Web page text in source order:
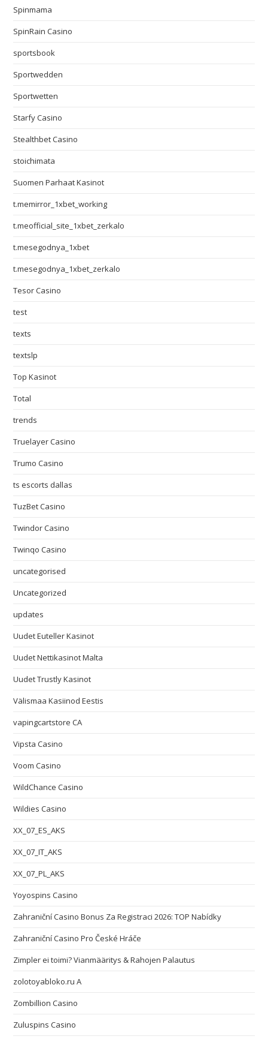
Spinmama
SpinRain Casino
sportsbook
Sportwedden
Sportwetten
Starfy Casino
Stealthbet Casino
stoichimata
Suomen Parhaat Kasinot
t.memirror_1xbet_working
t.meofficial_site_1xbet_zerkalo
t.mesegodnya_1xbet
t.mesegodnya_1xbet_zerkalo
Tesor Casino
test
texts
textslp
Top Kasinot
Total
trends
Truelayer Casino
Trumo Casino
ts escorts dallas
TuzBet Casino
Twindor Casino
Twinqo Casino
uncategorised
Uncategorized
updates
Uudet Euteller Kasinot
Uudet Nettikasinot Malta
Uudet Trustly Kasinot
Välismaa Kasiinod Eestis
vapingcartstore CA
Vipsta Casino
Voom Casino
WildChance Casino
Wildies Casino
XX_07_ES_AKS
XX_07_IT_AKS
XX_07_PL_AKS
Yoyospins Casino
Zahraniční Casino Bonus Za Registraci 2026: TOP Nabídky
Zahraniční Casino Pro České Hráče
Zimpler ei toimi? Vianmääritys & Rahojen Palautus
zolotoyabloko.ru A
Zombillion Casino
Zuluspins Casino